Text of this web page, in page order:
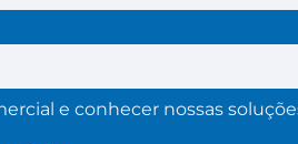
e conhecer nossas